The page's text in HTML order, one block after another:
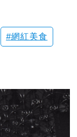
網紅美食